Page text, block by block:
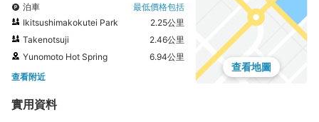
泊車
最低價格包括
Ikitsushimakokutei Park
2.25公里
Takenotsuji
2.46公里
Yunomoto Hot Spring
6.94公里
查看附近
查看地圖
實用資料